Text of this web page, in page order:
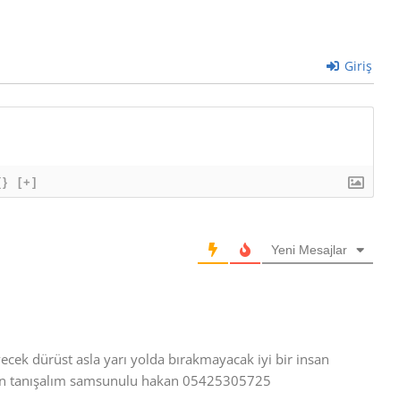
Giriş
[+]
Yeni Mesajlar
dürüst asla yarı yolda bırakmayacak iyi bir insan
tanışalım samsunulu hakan 05425305725